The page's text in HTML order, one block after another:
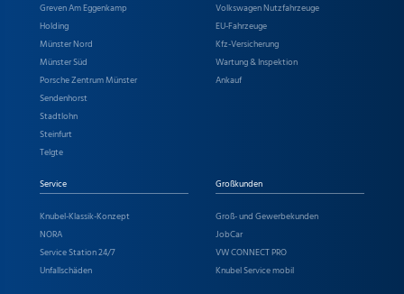
Greven Am Eggenkamp
Holding
Münster Nord
Münster Süd
Porsche Zentrum Münster
Sendenhorst
Stadtlohn
Steinfurt
Telgte
Volkswagen Nutzfahrzeuge
EU-Fahrzeuge
Kfz-Versicherung
Wartung & Inspektion
Ankauf
Service
Knubel-Klassik-Konzept
NORA
Service Station 24/7
Unfallschäden
Großkunden
Groß- und Gewerbekunden
JobCar
VW CONNECT PRO
Knubel Service mobil